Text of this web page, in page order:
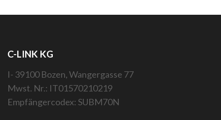
C-LINK KG
I- 39100 Bozen, Wangergasse 77
Mwst. Nr.: IT01570210219
Empfängercodex: SUBM70N